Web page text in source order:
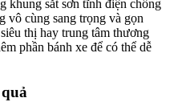
khung sắt sơn tĩnh điện chống
vô cùng sang trọng và gọn
thị hay trung tâm thương
phần bánh xe để có thể dễ